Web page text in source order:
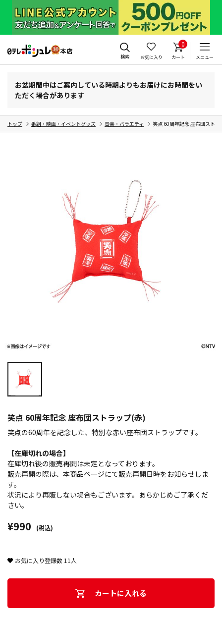
検索 お気に入り
0
カート メニュー
お盆期間中はご案内している時期よりもお届けにお時間をい
ただく場合があります
トップ 番組・映画・イベントグッズ 音楽・バラエティ 笑点 60周年記念 座布団スト
笑点 60周年記念 座布団ストラップ(赤)
笑点の60周年を記念した、特別な赤い座布団ストラップです。
【在庫切れの場合】
在庫切れ後の販売再開は未定となっております。
販売再開の際は、本商品ページにて販売再開日時をお知らせしま
す。
状況により再販しない場合もございます。あらかじめご了承くだ
さい。
¥990 (税込)
お気に入り登録数 11 人
カートに入れる